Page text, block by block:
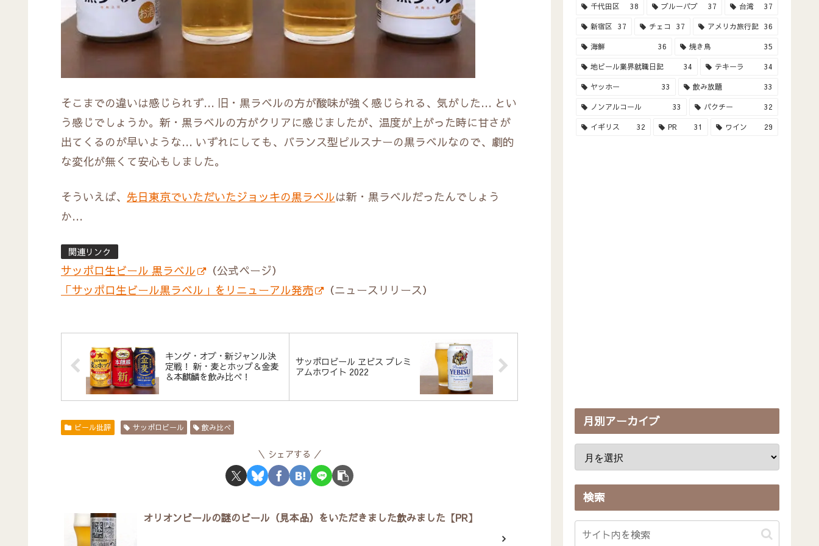
そこまでの違いは感じられず… 旧・黒ラベルの方が酸味が強く感じられる、気がした… とい
う感じでしょうか。新・黒ラベルの方がクリアに感じましたが、温度が上がった時に甘さが
出てくるのが早いような… いずれにしても、バランス型ピルスナーの黒ラベルなので、劇的
な変化が無くて安心もしました。
そういえば、 先日東京でいただいたジョッキの黒ラベルは新・黒ラベルだったんでしょう
か…
関連リンク
サッポロ生ビール 黒ラベル
（公式ページ）
「サッポロ生ビール黒ラベル」をリニューアル発売
（ニュースリリース）
キング・オブ・新ジャンル決
定戦！ 新・麦とホップ＆金麦
＆本麒麟を飲み比べ！
サッポロビール ヱビス プレミ
アムホワイト 2022
ビール批評 サッポロビール 飲み比べ
シェアする
オリオンビールの謎のビール（見本品）をいただきました飲みました【PR】
千代田区 38 ブルーパブ 37 台湾 37
新宿区 37 チェコ 37 アメリカ旅行記 36
海鮮 36 焼き鳥 35
地ビール業界就職日記 34 テキーラ 34
ヤッホー 33 飲み放題 33
ノンアルコール 33 パクチー 32
イギリス 32 PR 31 ワイン 29
月別アーカイブ
検索